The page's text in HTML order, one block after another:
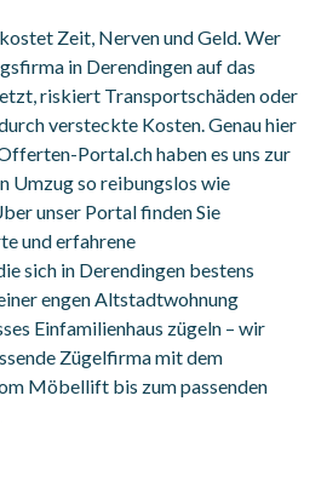
Zeit, Nerven und Geld. Wer
in Derendingen auf das
riskiert Transportschäden oder
versteckte Kosten. Genau hier
Portal.ch haben es uns zur
Umzug so reibungslos wie
unser Portal finden Sie
und erfahrene
sich in Derendingen bestens
engen Altstadtwohnung
Einfamilienhaus zügeln – wir
Zügelfirma mit dem
Möbellift bis zum passenden